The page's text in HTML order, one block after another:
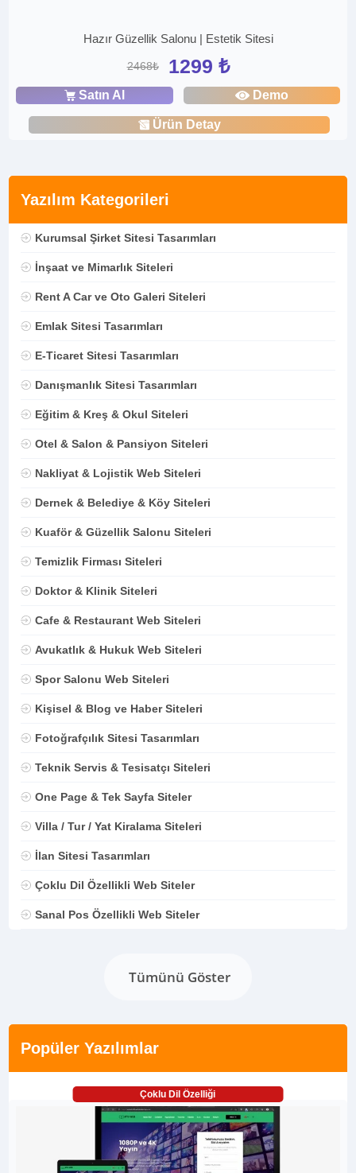
Yazılım Kategorileri
Kurumsal Şirket Sitesi Tasarımları
İnşaat ve Mimarlık Siteleri
Rent A Car ve Oto Galeri Siteleri
Emlak Sitesi Tasarımları
E-Ticaret Sitesi Tasarımları
Danışmanlık Sitesi Tasarımları
Eğitim & Kreş & Okul Siteleri
Otel & Salon & Pansiyon Siteleri
Nakliyat & Lojistik Web Siteleri
Dernek & Belediye & Köy Siteleri
Kuaför & Güzellik Salonu Siteleri
Temizlik Firması Siteleri
Doktor & Klinik Siteleri
Cafe & Restaurant Web Siteleri
Avukatlık & Hukuk Web Siteleri
Spor Salonu Web Siteleri
Kişisel & Blog ve Haber Siteleri
Fotoğrafçılık Sitesi Tasarımları
Teknik Servis & Tesisatçı Siteleri
One Page & Tek Sayfa Siteler
Villa / Tur / Yat Kiralama Siteleri
İlan Sitesi Tasarımları
Çoklu Dil Özellikli Web Siteler
Sanal Pos Özellikli Web Siteler
Tümünü Göster
Popüler Yazılımlar
Çoklu Dil Özelliği
Hazır Güzellik Salonu | Estetik Sitesi
2468₺ 1299 ₺
Satın Al Demo
Ürün Detay